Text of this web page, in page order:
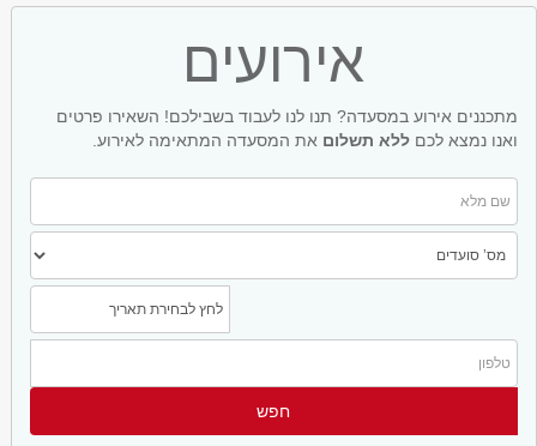
אירועים
מתכננים אירוע במסעדה? תנו לנו לעבוד בשבילכם! השאירו פרטים
ואנו נמצא לכם ללא תשלום את המסעדה המתאימה לאירוע.